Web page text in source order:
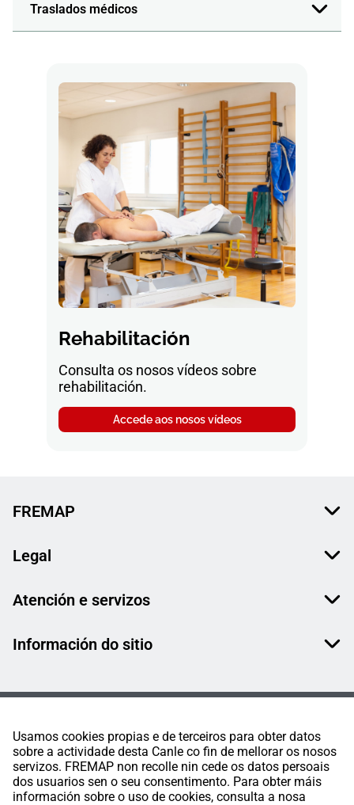
Usamos cookies propias e de terceiros para obter datos
sobre a actividade desta Canle co fin de mellorar os nosos
servizos. FREMAP non recolle nin cede os datos persoais
dos usuarios sen o seu consentimento. Para obter máis
información sobre o uso de cookies, consulta a nosa
Traslados médicos
Rehabilitación
Consulta os nosos vídeos sobre
rehabilitación.
Accede aos nosos vídeos
FREMAP
Legal
Atención e servizos
Información do sitio